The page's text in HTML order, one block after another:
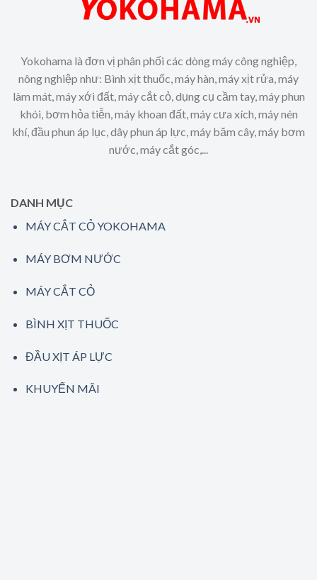
Yokohama là đơn vị phân phối các dòng máy công nghiệp,
nông nghiệp như: Bình xịt thuốc, máy hàn, máy xịt rửa, máy
làm mát, máy xới đất, máy cắt cỏ, dụng cụ cầm tay, máy phun
khói, bơm hỏa tiễn, máy khoan đất, máy cưa xích, máy nén
khí, đầu phun áp lục, dây phun áp lực, máy băm cây, máy bơm
nước, máy cắt góc,...
DANH MỤC
MÁY CẮT CỎ YOKOHAMA
MÁY BƠM NƯỚC
MÁY CẮT CỎ
BÌNH XỊT THUỐC
ĐẦU XỊT ÁP LỰC
KHUYẾN MÃI